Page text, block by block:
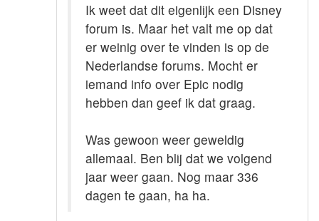
Ik weet dat dit eigenlijk een Disney
forum is. Maar het valt me op dat
er weinig over te vinden is op de
Nederlandse forums. Mocht er
iemand info over Epic nodig
hebben dan geef ik dat graag.
Was gewoon weer geweldig
allemaal. Ben blij dat we volgend
jaar weer gaan. Nog maar 336
dagen te gaan, ha ha.